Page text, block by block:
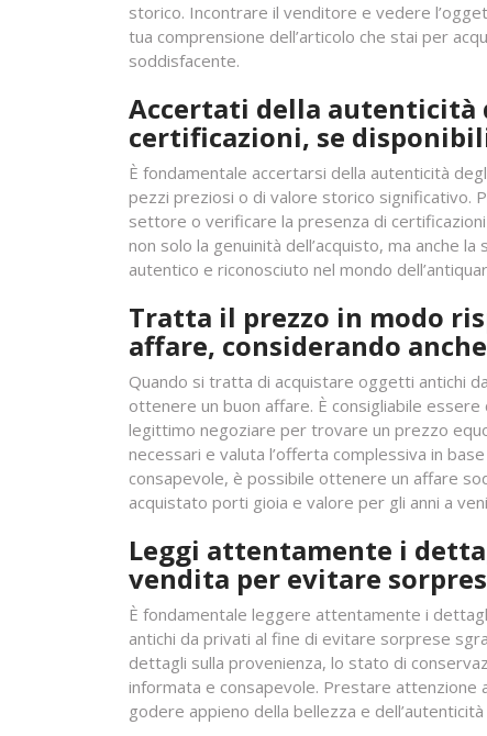
storico. Incontrare il venditore e vedere
tua comprensione dell’articolo che stai per
soddisfacente.
Accertati della autenticità
certificazioni, se
È fondamentale accertarsi della autenticità
pezzi preziosi o di valore storico significativo.
settore o verificare la presenza di
non solo la genuinità dell’acquisto, ma anche
autentico e riconosciuto nel mondo
Tratta il prezzo in modo
affare, considerando
Quando si tratta di acquistare oggetti antichi
ottenere un buon affare. È consigliabile
legittimo negoziare per trovare un prezzo
necessari e valuta l’offerta complessiva in
consapevole, è possibile ottenere un affare
acquistato porti gioia e valore per gli anni a
Leggi attentamente i
vendita per evitare
È fondamentale leggere attentamente i
antichi da privati al fine di evitare sorprese
dettagli sulla provenienza, lo stato di
informata e consapevole. Prestare attenzione
godere appieno della bellezza e